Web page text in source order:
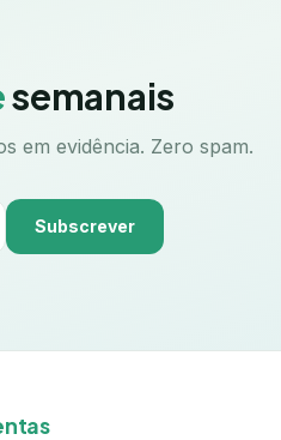
semanais
em evidência. Zero spam.
Subscrever